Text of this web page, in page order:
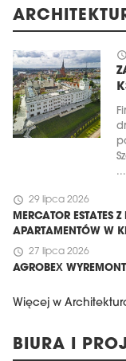
schedule
...
schedule 29 lipca 2026
MERCATOR ESTATES
APARTAMENTÓW W
schedule 27 lipca 2026
AGROBEX
Więcej w
BIURA I